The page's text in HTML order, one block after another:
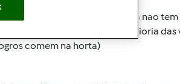
6 anos ,e um bebe que ainda nao
compensa,uma vez que a maioria das
comem na horta)